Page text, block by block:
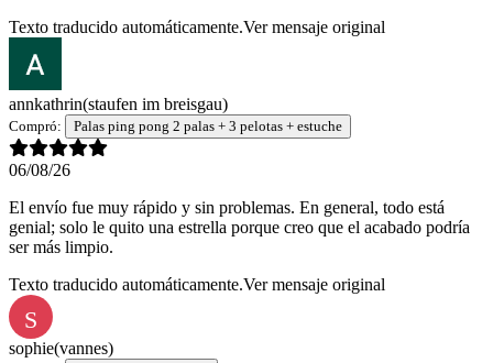
Texto traducido automáticamente.Ver mensaje original
annkathrin(staufen im breisgau)
Compró: Palas ping pong 2 palas + 3 pelotas + estuche
06/08/26
El envío fue muy rápido y sin problemas. En general, todo está
genial; solo le quito una estrella porque creo que el acabado podría
ser más limpio.
Texto traducido automáticamente.Ver mensaje original
S
sophie(vannes)